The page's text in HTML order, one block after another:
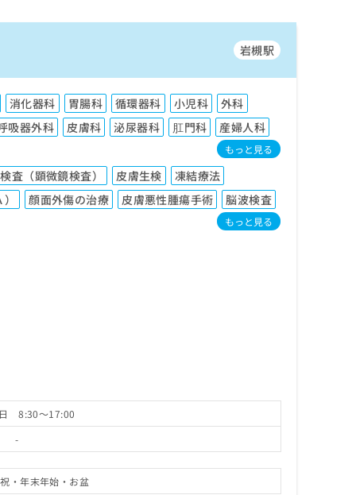
岩槻駅
消化器科 胃腸科 循環器科 小児科
外科
吸器外科
皮膚科 泌尿器科 肛門科 産婦人科
もっと見る
査（顕微鏡検査） 皮膚生検
凍結療法
顔面外傷の治療 皮膚悪性腫瘍手術 脳波検査
もっと見る
8:30～17:00
-
・年末年始・お盆